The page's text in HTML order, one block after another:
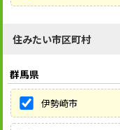
住みたい市区町村
群馬県
伊勢崎市